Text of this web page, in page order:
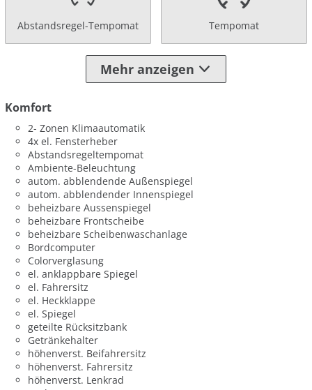
Abstandsregel-Tempomat Tempomat
Mehr anzeigen
Komfort
2- Zonen Klimaautomatik
4x el. Fensterheber
Abstandsregeltempomat
Ambiente-Beleuchtung
autom. abblendende Außenspiegel
autom. abblendender Innenspiegel
beheizbare Aussenspiegel
beheizbare Frontscheibe
beheizbare Scheibenwaschanlage
Bordcomputer
Colorverglasung
el. anklappbare Spiegel
el. Fahrersitz
el. Heckklappe
el. Spiegel
geteilte Rücksitzbank
Getränkehalter
höhenverst. Beifahrersitz
höhenverst. Fahrersitz
höhenverst. Lenkrad